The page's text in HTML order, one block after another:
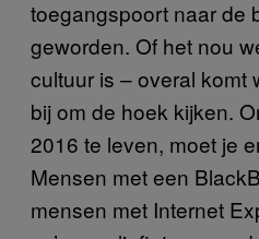
toegangspoort naar de
geworden. Of het nou
cultuur is – overal komt
bij om de hoek kijken.
2016 te leven, moet je
Mensen met een
mensen met Internet